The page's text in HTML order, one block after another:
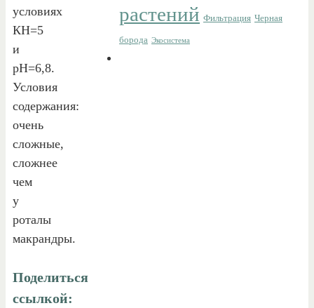
условиях
КН=5
и
рН=6,8.
Условия
содержания:
очень
сложные,
сложнее
чем
у
роталы
макрандры.
Поделиться
ссылкой:
растений Фильтрация Черная
борода Экосистема